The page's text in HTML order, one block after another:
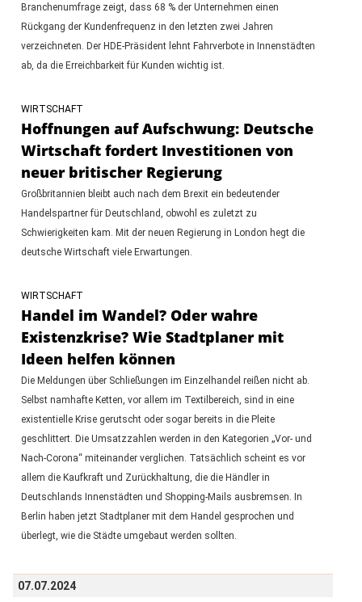
Branchenumfrage zeigt, dass 68 % der Unternehmen einen
Rückgang der Kundenfrequenz in den letzten zwei Jahren
verzeichneten. Der HDE-Präsident lehnt Fahrverbote in Innenstädten
ab, da die Erreichbarkeit für Kunden wichtig ist.
WIRTSCHAFT
Hoffnungen auf Aufschwung: Deutsche
Wirtschaft fordert Investitionen von
neuer britischer Regierung
Großbritannien bleibt auch nach dem Brexit ein bedeutender
Handelspartner für Deutschland, obwohl es zuletzt zu
Schwierigkeiten kam. Mit der neuen Regierung in London hegt die
deutsche Wirtschaft viele Erwartungen.
WIRTSCHAFT
Handel im Wandel? Oder wahre
Existenzkrise? Wie Stadtplaner mit
Ideen helfen können
Die Meldungen über Schließungen im Einzelhandel reißen nicht ab.
Selbst namhafte Ketten, vor allem im Textilbereich, sind in eine
existentielle Krise gerutscht oder sogar bereits in die Pleite
geschlittert. Die Umsatzzahlen werden in den Kategorien „Vor- und
Nach-Corona“ miteinander verglichen. Tatsächlich scheint es vor
allem die Kaufkraft und Zurückhaltung, die die Händler in
Deutschlands Innenstädten und Shopping-Mails ausbremsen. In
Berlin haben jetzt Stadtplaner mit dem Handel gesprochen und
überlegt, wie die Städte umgebaut werden sollten.
07.07.2024